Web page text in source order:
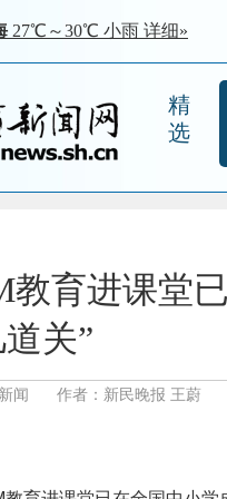
精
选
教育进课堂
关”
闻 作者：新民晚报 王蔚